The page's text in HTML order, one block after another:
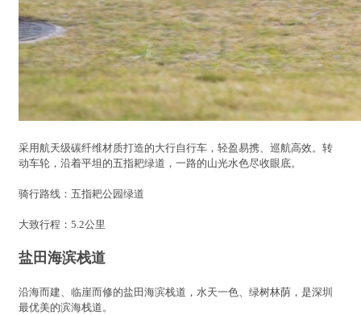
采用航天级碳纤维材质打造的大行自行车，轻盈易携、巡航高效。转
动车轮，沿着平坦的五指耙绿道，一路的山光水色尽收眼底。
骑行路线：五指耙公园绿道
大致行程：5.2公里
盐田海滨栈道
沿海而建、临崖而修的盐田海滨栈道，水天一色、绿树林荫，是深圳
最优美的滨海栈道。